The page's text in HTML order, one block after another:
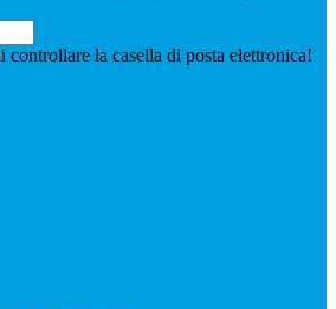
controllare la casella di posta elettronica!